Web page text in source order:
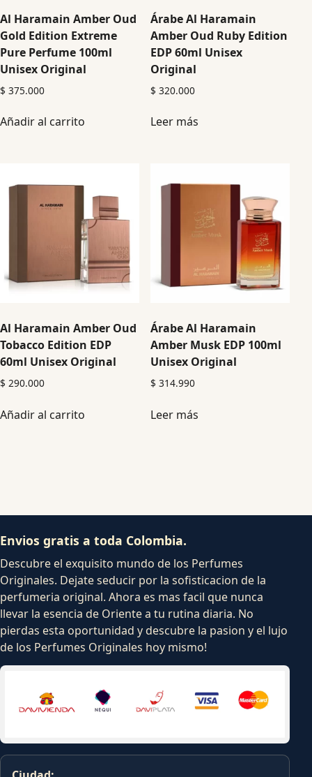
Al Haramain Amber Oud
Gold Edition Extreme
Pure Perfume 100ml
Unisex Original
$ 375.000
Añadir al carrito
Árabe Al Haramain
Amber Oud Ruby Edition
EDP 60ml Unisex
Original
$ 320.000
Leer más
Al Haramain Amber Oud
Tobacco Edition EDP
60ml Unisex Original
$ 290.000
Añadir al carrito
Árabe Al Haramain
Amber Musk EDP 100ml
Unisex Original
$ 314.990
Leer más
Envios gratis a toda Colombia.
Descubre el exquisito mundo de los Perfumes
Originales. Dejate seducir por la sofisticacion de la
perfumeria original. Ahora es mas facil que nunca
llevar la esencia de Oriente a tu rutina diaria. No
pierdas esta oportunidad y descubre la pasion y el lujo
de los Perfumes Originales hoy mismo!